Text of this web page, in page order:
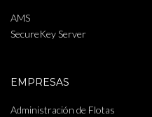
AMS
SecureKey Server
EMPRESAS
Administración de Flotas